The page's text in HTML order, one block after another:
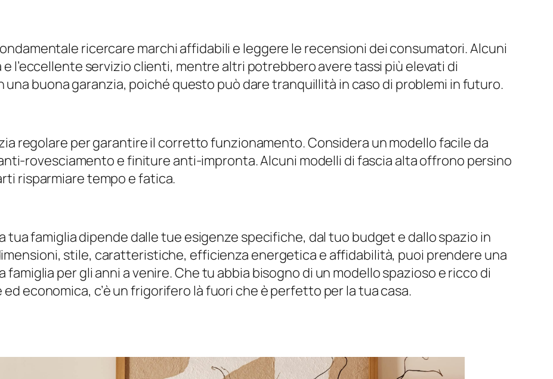
ricercare marchi affidabili e leggere le recensioni dei consumatori. Alcuni
l’eccellente servizio clienti, mentre altri potrebbero avere tassi più elevati di
buona garanzia, poiché questo può dare tranquillità in caso di problemi in futuro.
regolare per garantire il corretto funzionamento. Considera un modello facile da
rovesciamento e finiture anti-impronta. Alcuni modelli di fascia alta offrono persino
risparmiare tempo e fatica.
tua famiglia dipende dalle tue esigenze specifiche, dal tuo budget e dallo spazio in
stile, caratteristiche, efficienza energetica e affidabilità, puoi prendere una
per gli anni a venire. Che tu abbia bisogno di un modello spazioso e ricco di
economica, c’è un frigorifero là fuori che è perfetto per la tua casa.